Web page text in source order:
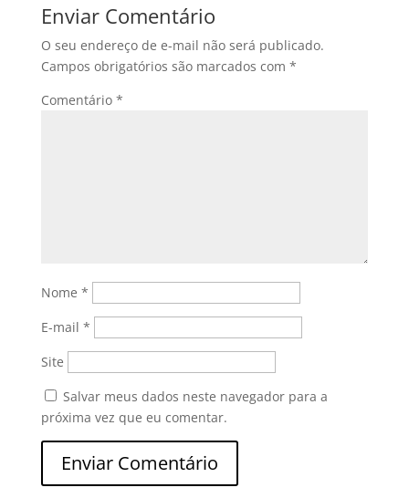
Enviar Comentário
O seu endereço de e-mail não será publicado.
Campos obrigatórios são marcados com *
Comentário *
Nome *
E-mail *
Site
Salvar meus dados neste navegador para a
próxima vez que eu comentar.